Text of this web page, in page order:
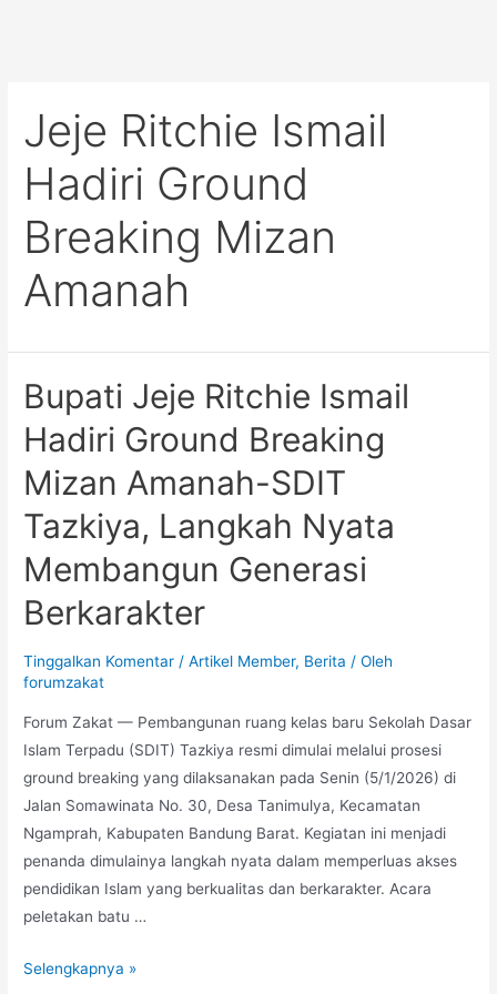
Jeje Ritchie Ismail
Hadiri Ground
Breaking Mizan
Amanah
Bupati Jeje Ritchie Ismail
Hadiri Ground Breaking
Mizan Amanah-SDIT
Tazkiya, Langkah Nyata
Membangun Generasi
Berkarakter
Tinggalkan Komentar /Artikel Member, Berita / Oleh
forumzakat
Forum Zakat — Pembangunan ruang kelas baru Sekolah Dasar
Islam Terpadu (SDIT) Tazkiya resmi dimulai melalui prosesi
ground breaking yang dilaksanakan pada Senin (5/1/2026) di
Jalan Somawinata No. 30, Desa Tanimulya, Kecamatan
Ngamprah, Kabupaten Bandung Barat. Kegiatan ini menjadi
penanda dimulainya langkah nyata dalam memperluas akses
pendidikan Islam yang berkualitas dan berkarakter. Acara
peletakan batu …
Selengkapnya »